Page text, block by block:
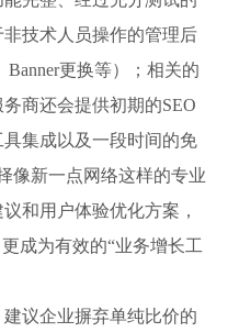
技术人员操作的管理后
更换等）；相关的
商还会提供初期的SEO
集成以及一段时间的免
像新一点网络这样的专业
和用户体验优化方案，
成为有效的“业务增长工
议企业摒弃单纯比价的